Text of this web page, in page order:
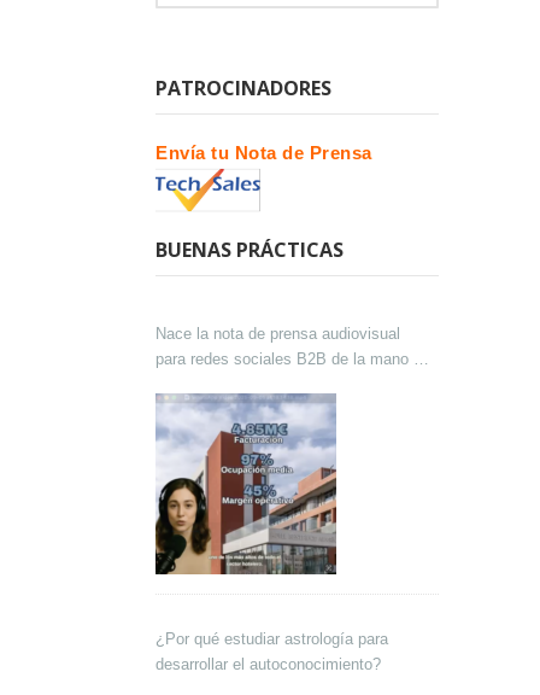
PATROCINADORES
Envía tu Nota de Prensa
BUENAS PRÁCTICAS
Nace la nota de prensa audiovisual
para redes sociales B2B de la mano de
¿Por qué estudiar astrología para
desarrollar el autoconocimiento?